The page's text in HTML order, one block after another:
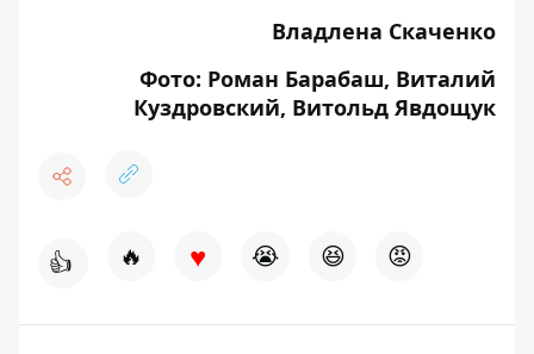
Владлена Скаченко
Фото: Роман Барабаш, Виталий
Куздровский, Витольд Явдощук
👍 🔥 ♥ 😭 😆 😡